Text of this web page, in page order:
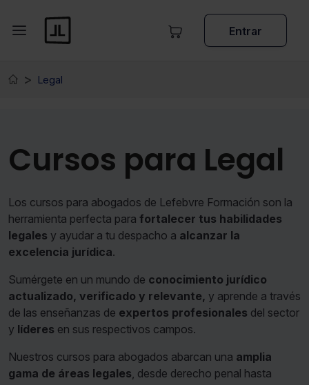
Entrar
Legal
Cursos para Legal
Los cursos para abogados de Lefebvre Formación son la
herramienta perfecta para fortalecer tus habilidades
legales y ayudar a tu despacho a alcanzar la
excelencia jurídica.
Sumérgete en un mundo de conocimiento jurídico
actualizado, verificado y relevante, y aprende a través
de las enseñanzas de expertos profesionales del sector
y líderes en sus respectivos campos.
Nuestros cursos para abogados abarcan una amplia
gama de áreas legales, desde derecho penal hasta